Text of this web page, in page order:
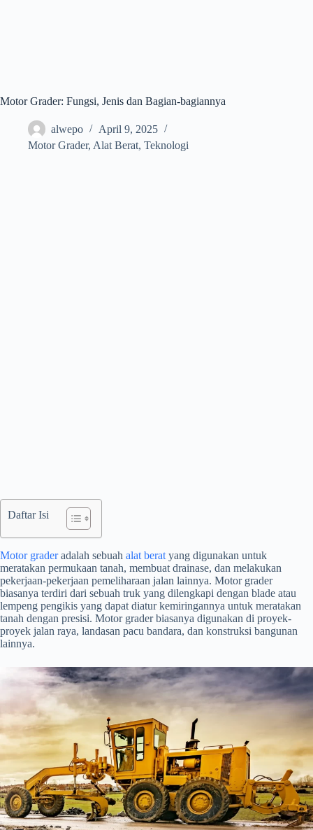
Motor Grader: Fungsi, Jenis dan Bagian-bagiannya
alwepo
April 9, 2025
Motor Grader, Alat Berat, Teknologi
Daftar Isi
Motor graderadalah sebuah alat berat yang digunakan untuk
meratakan permukaan tanah, membuat drainase, dan melakukan
pekerjaan-pekerjaan pemeliharaan jalan lainnya. Motor grader
biasanya terdiri dari sebuah truk yang dilengkapi dengan blade atau
lempeng pengikis yang dapat diatur kemiringannya untuk meratakan
tanah dengan presisi. Motor grader biasanya digunakan di proyek-
proyek jalan raya, landasan pacu bandara, dan konstruksi bangunan
lainnya.